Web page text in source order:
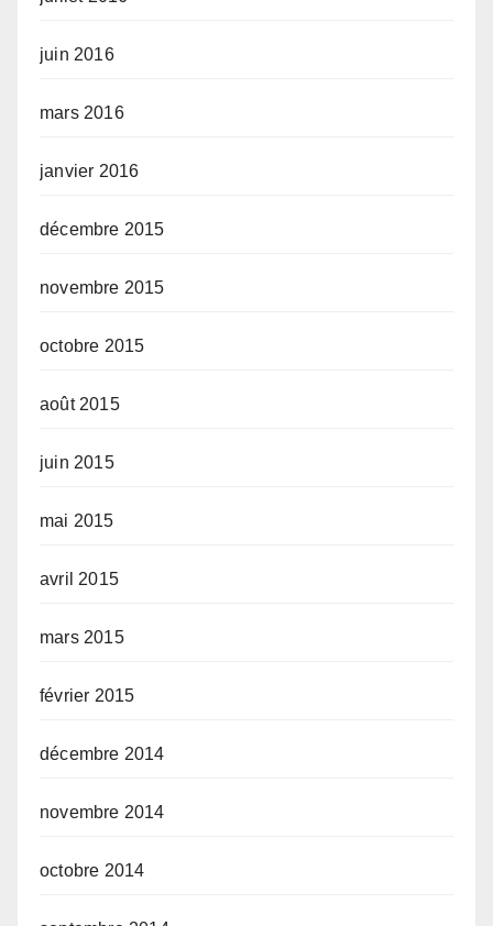
juin 2016
mars 2016
janvier 2016
décembre 2015
novembre 2015
octobre 2015
août 2015
juin 2015
mai 2015
avril 2015
mars 2015
février 2015
décembre 2014
novembre 2014
octobre 2014